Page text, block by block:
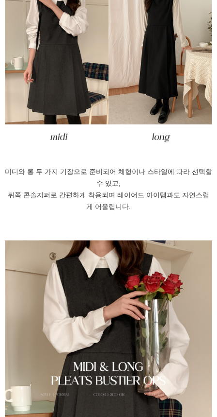
미디와 롱 두 가지 기장으로 준비되어 체형이나 스타일에 따라 선택할
수 있고,
뒤쪽 콘솔지퍼로 간편하게 착용되며 레이어드 아이템과도 자연스럽
게 어울립니다.